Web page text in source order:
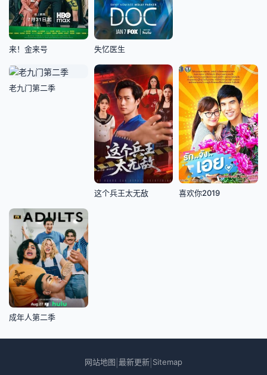
来！金来号 失忆医生
老九门第二季
这个兵王太无敌 喜欢你2019
成年人第二季
网站地图 最新更新 Sitemap